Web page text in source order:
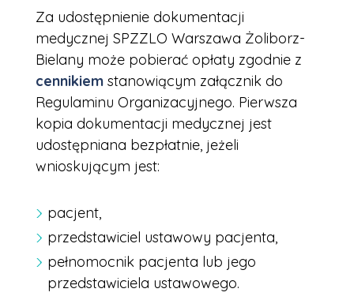
Za udostępnienie dokumentacji
medycznej SPZZLO Warszawa Żoliborz-
Bielany może pobierać opłaty zgodnie z
cennikiem stanowiącym załącznik do
Regulaminu Organizacyjnego. Pierwsza
kopia dokumentacji medycznej jest
udostępniana bezpłatnie, jeżeli
wnioskującym jest:
pacjent,
przedstawiciel ustawowy pacjenta,
pełnomocnik pacjenta lub jego
przedstawiciela ustawowego.